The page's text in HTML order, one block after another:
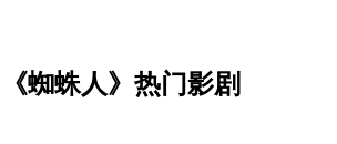
蜘蛛人》热门影剧